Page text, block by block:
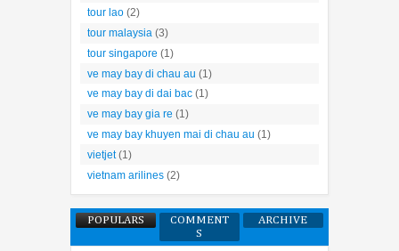
tour lao (2)
tour malaysia (3)
tour singapore (1)
ve may bay di chau au (1)
ve may bay di dai bac (1)
ve may bay gia re (1)
ve may bay khuyen mai di chau au (1)
vietjet (1)
vietnam arilines (2)
POPULARS
COMMENT
S
ARCHIVE